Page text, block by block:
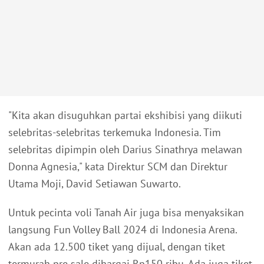
"Kita akan disuguhkan partai ekshibisi yang diikuti
selebritas-selebritas terkemuka Indonesia. Tim
selebritas dipimpin oleh Darius Sinathrya melawan
Donna Agnesia," kata Direktur SCM dan Direktur
Utama Moji, David Setiawan Suwarto.
Untuk pecinta voli Tanah Air juga bisa menyaksikan
langsung Fun Volley Ball 2024 di Indonesia Arena.
Akan ada 12.500 tiket yang dijual, dengan tiket